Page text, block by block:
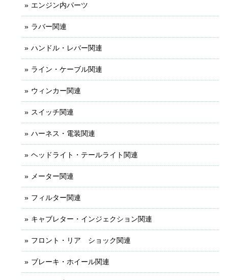
エンジン内パーツ
ラバー関連
ハンドル・レバー関連
ライン・ケーブル関連
ウィンカー関連
スイッチ関連
ハーネス・電装関連
ヘッドライト・テールライト関連
メーター関連
フィルター関連
キャブレター・インジェクション関連
フロント・リア ショック関連
ブレーキ・ホイール関連